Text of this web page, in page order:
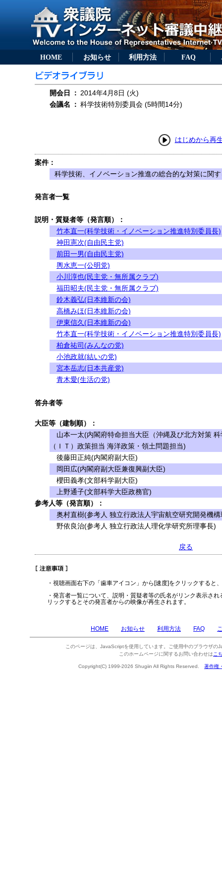
HOME お知らせ 利用方法 FAQ
開会日 ： 2014年4月8日 (火)
会議名
： 科学技術特別委員会 (5時間14分)
はじめから再
案件：
科学技術、イノベーション推進の総合的な対策に関
発言者一覧
説明・質疑者等（発言順）：
竹本直一(科学技術・イノベーション推進特別委員長)
神田憲次(自由民主党)
前田一男(自由民主党)
輿水恵一(公明党)
小川淳也(民主党・無所属クラブ)
福田昭夫(民主党・無所属クラブ)
鈴木義弘(日本維新の会)
高橋みほ(日本維新の会)
伊東信久(日本維新の会)
竹本直一(科学技術・イノベーション推進特別委員長)
柏倉祐司(みんなの党)
小池政就(結いの党)
宮本岳志(日本共産党)
青木愛(生活の党)
答弁者等
大臣等（建制順）：
山本一太(内閣府特命担当大臣（沖縄及び北方対策
（ＩＴ）政策担当 海洋政策・領土問題担当)
後藤田正純(内閣府副大臣)
岡田広(内閣府副大臣兼復興副大臣)
櫻田義孝(文部科学副大臣)
上野通子(文部科学大臣政務官)
参考人等（発言順）：
奥村直樹(参考人 独立行政法人宇宙航空研究開発機構
野依良治(参考人 独立行政法人理化学研究所理事長)
戻る
・視聴画面右下の「歯車アイコン」から[速度]をクリックすると
・発言者一覧について、説明・質疑者等の氏名がリンク表示さ
リックするとその発言者からの映像が再生されます。
HOME お知らせ 利用方法 FAQ
このページは、JavaScriptを使用しています。ご使用中のブラウザの
このホームページに関するお問い合わせは こ
Copyright(C) 1999-2026 Shugiin All Rights Reserved. 著作権